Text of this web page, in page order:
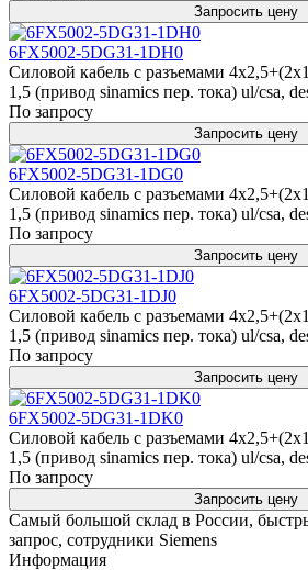
Запросить цену
6FX5002-5DG31-1DH0
Силовой кабель с разъемами
1,5 (привод sinamics пер. тока) ul/csa,
По запросу
Запросить цену
6FX5002-5DG31-1DG0
Силовой кабель с разъемами
1,5 (привод sinamics пер. тока) ul/csa,
По запросу
Запросить цену
6FX5002-5DG31-1DJ0
Силовой кабель с разъемами
1,5 (привод sinamics пер. тока) ul/csa,
По запросу
Запросить цену
6FX5002-5DG31-1DK0
Силовой кабель с разъемами
1,5 (привод sinamics пер. тока) ul/csa,
По запросу
Запросить цену
Самый большой склад в России,
запрос, сотрудники Siemens
Информация